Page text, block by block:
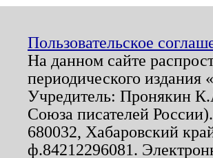
Пользовательское
На данном сайте
периодического
Учредитель: Пронякин
Союза писателей
680032, Хабаровский
ф.84212296081.